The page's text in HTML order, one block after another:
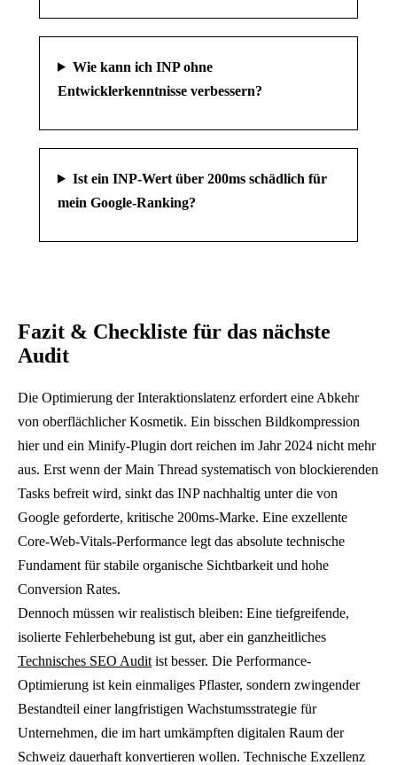
Wie kann ich INP ohne
Entwicklerkenntnisse verbessern?
Ist ein INP-Wert über 200ms schädlich für
mein Google-Ranking?
Fazit & Checkliste für das nächste
Audit
Die Optimierung der Interaktionslatenz erfordert eine Abkehr
von oberflächlicher Kosmetik. Ein bisschen Bildkompression
hier und ein Minify-Plugin dort reichen im Jahr 2024 nicht mehr
aus. Erst wenn der Main Thread systematisch von blockierenden
Tasks befreit wird, sinkt das INP nachhaltig unter die von
Google geforderte, kritische 200ms-Marke. Eine exzellente
Core-Web-Vitals-Performance legt das absolute technische
Fundament für stabile organische Sichtbarkeit und hohe
Conversion Rates.
Dennoch müssen wir realistisch bleiben: Eine tiefgreifende,
isolierte Fehlerbehebung ist gut, aber ein ganzheitliches
Technisches SEO Audit ist besser. Die Performance-
Optimierung ist kein einmaliges Pflaster, sondern zwingender
Bestandteil einer langfristigen Wachstumsstrategie für
Unternehmen, die im hart umkämpften digitalen Raum der
Schweiz dauerhaft konvertieren wollen. Technische Exzellenz